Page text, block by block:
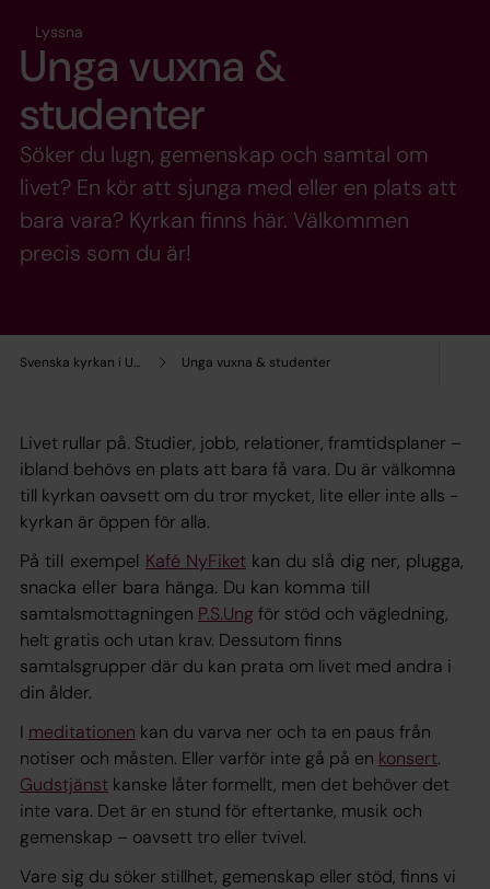
Svenska kyrkan i Umeå Unga vuxna & studenter
Lyssna
Unga vuxna &
studenter
Söker du lugn, gemenskap och samtal om
livet? En kör att sjunga med eller en plats att
bara vara? Kyrkan finns här. Välkommen
precis som du är!
Livet rullar på. Studier, jobb, relationer, framtidsplaner –
ibland behövs en plats att bara få vara. Du är välkomna
till kyrkan oavsett om du tror mycket, lite eller inte alls -
kyrkan är öppen för alla.
På till exempel Kafé NyFiket kan du slå dig ner, plugga,
snacka eller bara hänga. Du kan komma till
samtalsmottagningen P.S.Ung för stöd och vägledning,
helt gratis och utan krav. Dessutom finns
samtalsgrupper där du kan prata om livet med andra i
din ålder.
I meditationen kan du varva ner och ta en paus från
notiser och måsten. Eller varför inte gå på en konsert.
Gudstjänst kanske låter formellt, men det behöver det
inte vara. Det är en stund för eftertanke, musik och
gemenskap – oavsett tro eller tvivel.
Vare sig du söker stillhet, gemenskap eller stöd, finns vi